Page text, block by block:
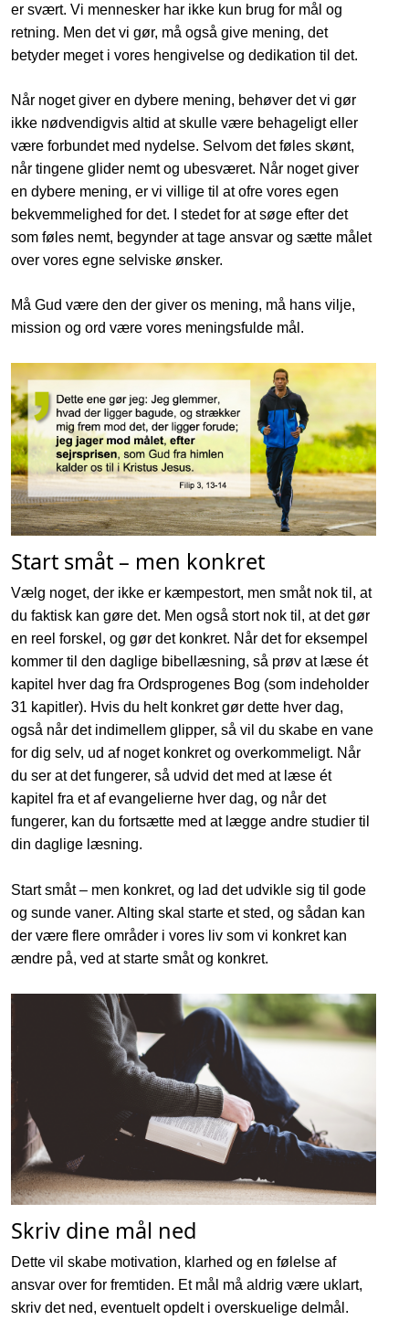
er svært. Vi mennesker har ikke kun brug for mål og
retning. Men det vi gør, må også give mening, det
betyder meget i vores hengivelse og dedikation til det.
Når noget giver en dybere mening, behøver det vi gør
ikke nødvendigvis altid at skulle være behageligt eller
være forbundet med nydelse. Selvom det føles skønt,
når tingene glider nemt og ubesværet. Når noget giver
en dybere mening, er vi villige til at ofre vores egen
bekvemmelighed for det. I stedet for at søge efter det
som føles nemt, begynder at tage ansvar og sætte målet
over vores egne selviske ønsker.
Må Gud være den der giver os mening, må hans vilje,
mission og ord være vores meningsfulde mål.
Start småt – men konkret
Vælg noget, der ikke er kæmpestort, men småt nok til, at
du faktisk kan gøre det. Men også stort nok til, at det gør
en reel forskel, og gør det konkret. Når det for eksempel
kommer til den daglige bibellæsning, så prøv at læse ét
kapitel hver dag fra Ordsprogenes Bog (som indeholder
31 kapitler). Hvis du helt konkret gør dette hver dag,
også når det indimellem glipper, så vil du skabe en vane
for dig selv, ud af noget konkret og overkommeligt. Når
du ser at det fungerer, så udvid det med at læse ét
kapitel fra et af evangelierne hver dag, og når det
fungerer, kan du fortsætte med at lægge andre studier til
din daglige læsning.
Start småt – men konkret, og lad det udvikle sig til gode
og sunde vaner. Alting skal starte et sted, og sådan kan
der være flere områder i vores liv som vi konkret kan
ændre på, ved at starte småt og konkret.
Skriv dine mål ned
Dette vil skabe motivation, klarhed og en følelse af
ansvar over for fremtiden. Et mål må aldrig være uklart,
skriv det ned, eventuelt opdelt i overskuelige delmål.